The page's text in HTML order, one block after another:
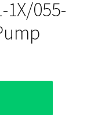
1X/055-